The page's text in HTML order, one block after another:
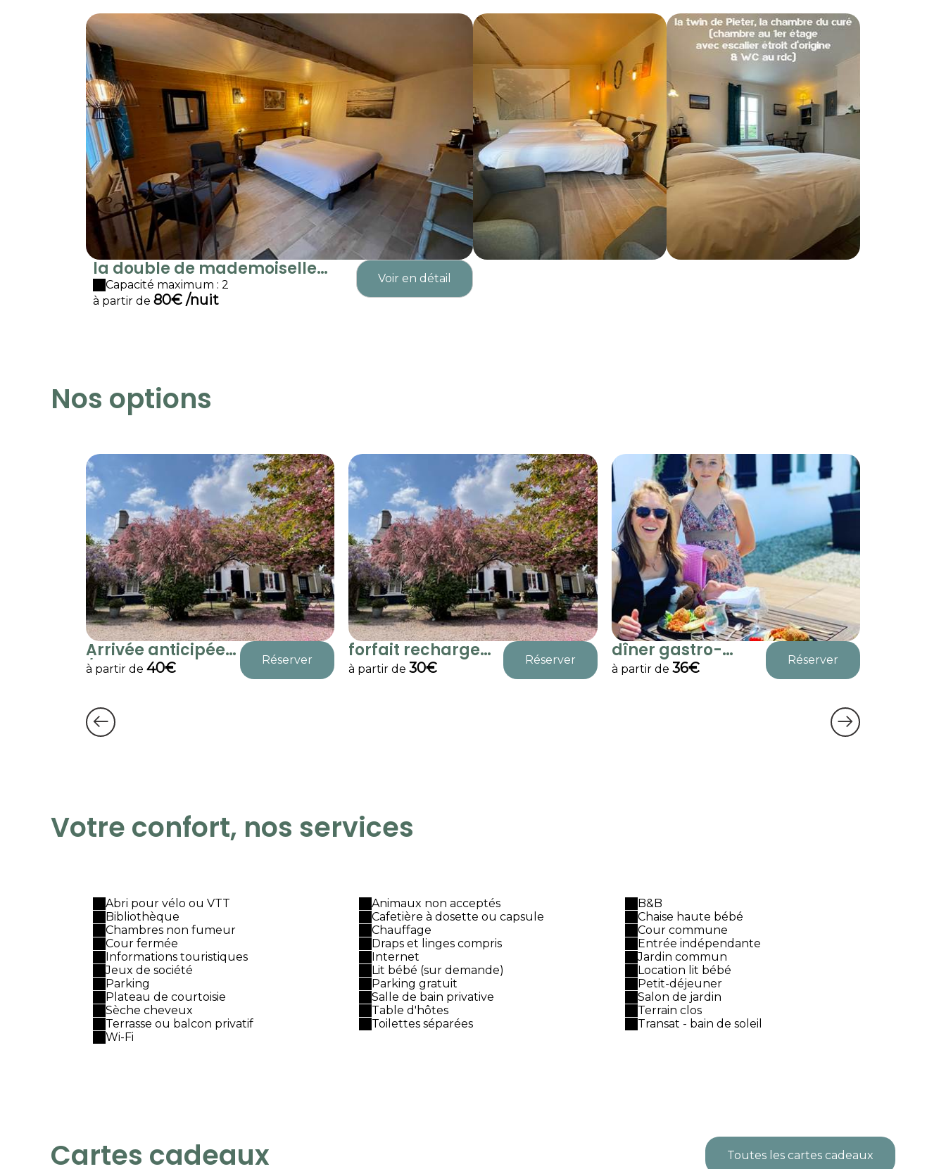
la double de mademoiselle
Juli...
Capacité maximum : 2
à partir de 80€ /nuit
Voir en détail
Nos options
Arrivée anticipée
/...
à partir de 40€ Réserver
forfait recharge
véh...
à partir de 30€ Réserver
dîner gastro-
locavor...
à partir de 36€ Réserver
Votre confort, nos services
Abri pour vélo ou VTT Animaux non acceptés
B&B
Bibliothèque
Cafetière à dosette ou capsule
Chaise haute bébé
Chambres non fumeur
Chauffage
Cour commune
Cour fermée
Draps et linges compris
Entrée indépendante
Informations touristiques
Internet
Jardin commun
Jeux de société
Lit bébé (sur demande)
Location lit bébé
Parking
Parking gratuit
Petit-déjeuner
Plateau de courtoisie
Salle de bain privative
Salon de jardin
Sèche cheveux
Table d'hôtes
Terrain clos
Terrasse ou balcon privatif
Toilettes séparées
Transat - bain de soleil
Wi-Fi
Cartes cadeaux Toutes les cartes cadeaux